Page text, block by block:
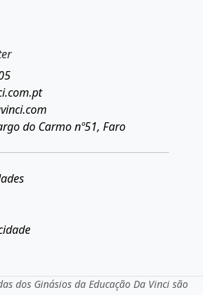
do Carmo nº51, Faro
dos Ginásios da Educação Da Vinci são